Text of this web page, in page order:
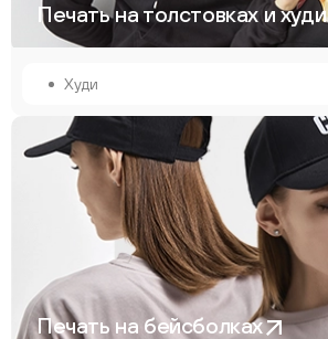
Печать на толстовках и худи
Худи
Печать на бейсболках